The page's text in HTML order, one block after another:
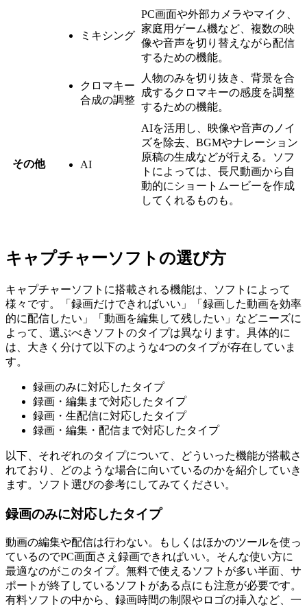
ミキシング
PC画面や外部カメラやマイク、
家庭用ゲーム機など、複数の映
像や音声を切り替えながら配信
するための機能。
クロマキー
合成の調整
人物のみを切り抜き、背景を合
成するクロマキーの感度を調整
するための機能。
その他 AI
AIを活用し、映像や音声のノイ
ズを除去、BGMやナレーション
原稿の生成などが行える。ソフ
トによっては、長尺動画から自
動的にショートムービーを作成
してくれるものも。
キャプチャーソフトの選び方
キャプチャーソフトに搭載される機能は、ソフトによって
様々です。「録画だけできればいい」「録画した動画を効率
的に配信したい」「動画を編集して残したい」などニーズに
よって、選ぶべきソフトのタイプは異なります。具体的に
は、大きく分けて以下のような4つのタイプが存在していま
す。
録画のみに対応したタイプ
録画・編集まで対応したタイプ
録画・生配信に対応したタイプ
録画・編集・配信まで対応したタイプ
以下、それぞれのタイプについて、どういった機能が搭載さ
れており、どのような場合に向いているのかを紹介していき
ます。ソフト選びの参考にしてみてください。
録画のみに対応したタイプ
動画の編集や配信は行わない。もしくはほかのツールを使っ
ているのでPC画面さえ録画できればいい。そんな使い方に
最適なのがこのタイプ。無料で使えるソフトが多い半面、サ
ポートが終了しているソフトがある点にも注意が必要です。
有料ソフトの中から、録画時間の制限やロゴの挿入など、一